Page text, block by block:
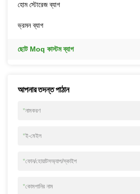
হোম স্টোরেজ ব্যাগ
ভ্রমন ব্যাগ
ছোট Moq কাস্টম ব্যাগ
আপনার তদন্ত পাঠান
*নামকরণ
*ই-মেইল
*ফোন/হোয়াটসঅ্যাপ/স্কাইপ
*কোমপানির নাম